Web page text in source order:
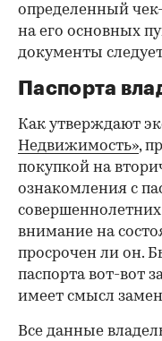
определенный
на его основных
документы
Паспорта
Как утверждают
Недвижимость»,
покупкой на
ознакомления с
внимание на
просрочен ли он.
паспорта вот-вот
имеет смысл
Все данные